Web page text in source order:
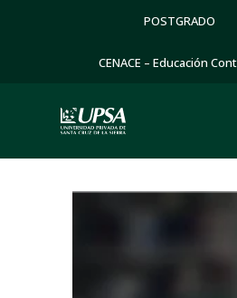
POSTGRADO
CENACE – Educación